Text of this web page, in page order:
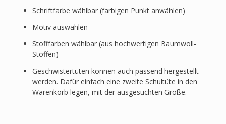
Schriftfarbe wählbar (farbigen Punkt anwählen)
Motiv auswählen
Stofffarben wählbar (aus hochwertigen Baumwoll-
Stoffen)
Geschwistertüten können auch passend hergestellt
werden. Dafür einfach eine zweite Schultüte in den
Warenkorb legen, mit der ausgesuchten Größe.